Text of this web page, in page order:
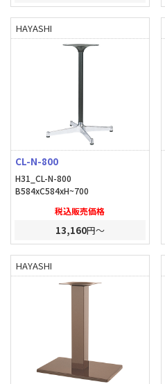
HAYASHI
CL-N-800
H31_CL-N-800
B584xC584xH~700
税込販売価格
13,160円～
HAYASHI